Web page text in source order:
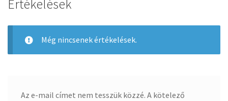
Értékelések
Még nincsenek értékelések.
Az e-mail címet nem tesszük közzé. A kötelező